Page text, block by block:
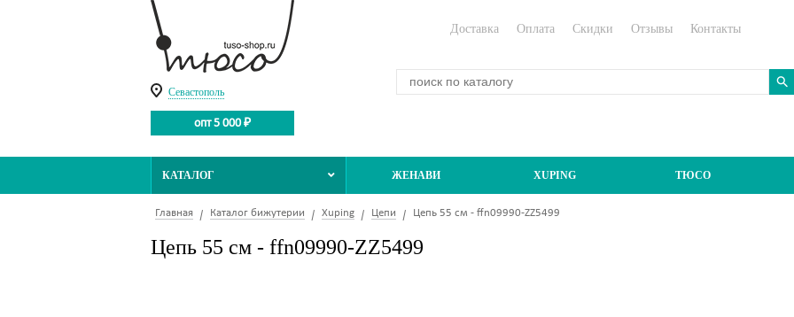
Севастополь
опт 5 000 ₽
Доставка Оплата Скидки Отзывы Контакты
КАТАЛОГ ЖЕНАВИ XUPING ТЮСО
Главная Каталог бижутерии Xuping Цепи Цепь 55 см - ffn09990-ZZ5499
Цепь 55 см - ffn09990-ZZ5499